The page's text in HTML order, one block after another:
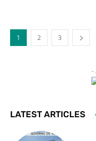
1 2 3
-
LATEST ARTICLES